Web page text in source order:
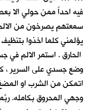
فيه احداً ممن حولي الا
سمعتهم يصرخون من
يؤلمني كلما اخذوا
الحارق . استمر الالم في
وضع جسدي على السرير ،
اتمكن من الشرب او
وجهي المحروق بكامله.